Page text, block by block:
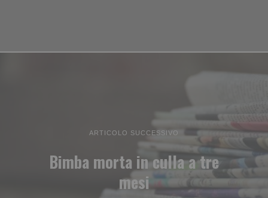
ARTICOLO SUCCESSIVO
Bimba morta in culla a tre
mesi